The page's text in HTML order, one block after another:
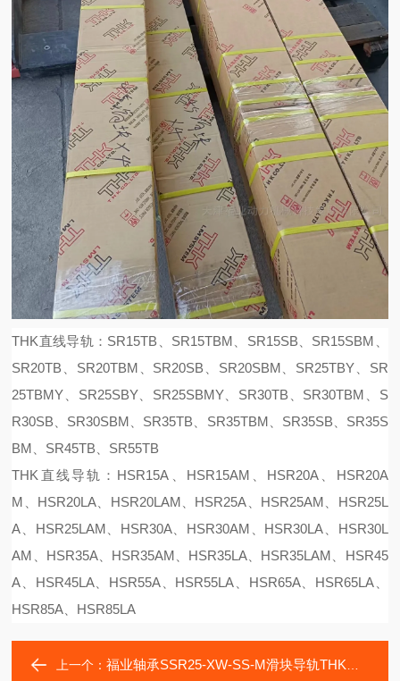
THK直线导轨：SR15TB、SR15TBM、SR15SB、SR15SBM、
SR20TB、SR20TBM、SR20SB、SR20SBM、SR25TBY、SR
25TBMY、SR25SBY、SR25SBMY、SR30TB、SR30TBM、S
R30SB、SR30SBM、SR35TB、SR35TBM、SR35SB、SR35S
BM、SR45TB、SR55TB
THK直线导轨：HSR15A、HSR15AM、HSR20A、HSR20A
M、HSR20LA、HSR20LAM、HSR25A、HSR25AM、HSR25L
A、HSR25LAM、HSR30A、HSR30AM、HSR30LA、HSR30L
AM、HSR35A、HSR35AM、HSR35LA、HSR35LAM、HSR45
A、HSR45LA、HSR55A、HSR55LA、HSR65A、HSR65LA、
HSR85A、HSR85LA
上一个：福业轴承SSR25-XW-SS-M滑块导轨THK材质不锈钢